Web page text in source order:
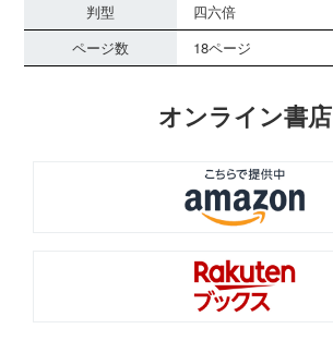
判型
四六倍
ページ数
18ページ
オンライン書店